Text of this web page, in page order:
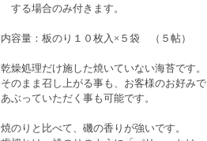
する場合のみ付きます。
内容量：板のり１０枚入×５袋 （５帖）
乾燥処理だけ施した焼いていない海苔です。
そのまま召し上がる事も、お客様のお好みで
あぶっていただく事も可能です。
焼のりと比べて、磯の香りが強いです。